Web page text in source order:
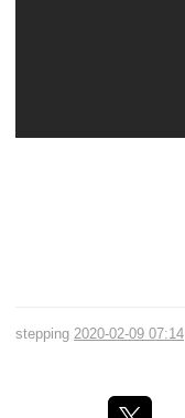
stepping 2020-02-09 07:14